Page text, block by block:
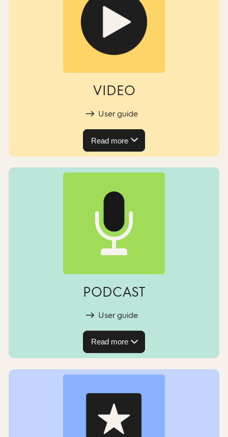
VIDEO
User guide
Read more
PODCAST
User guide
Read more